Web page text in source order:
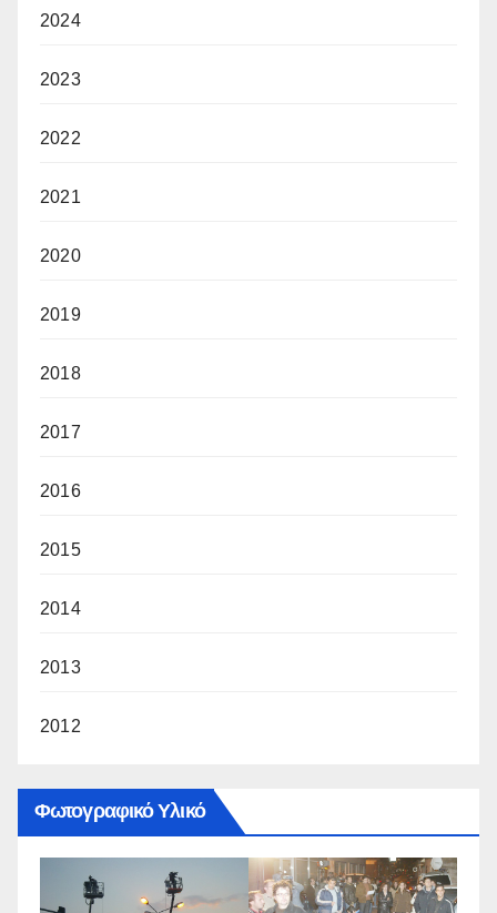
2024
2023
2022
2021
2020
2019
2018
2017
2016
2015
2014
2013
2012
Φωτογραφικό Υλικό